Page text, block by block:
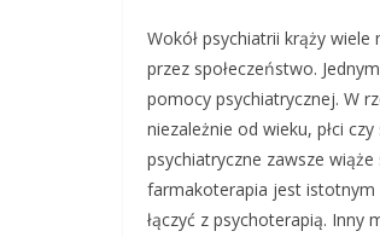
Wokół psychiatrii krąży
przez społeczeństwo.
pomocy psychiatrycznej. W
niezależnie od wieku, płci
psychiatryczne zawsze
farmakoterapia jest istotnym
łączyć z psychoterapią.